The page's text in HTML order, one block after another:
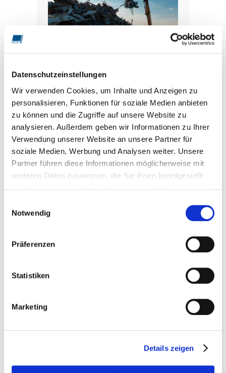
Datenschutzeinstellungen
Wir verwenden Cookies, um Inhalte und Anzeigen zu
personalisieren, Funktionen für soziale Medien anbieten
zu können und die Zugriffe auf unsere Website zu
analysieren. Außerdem geben wir Informationen zu Ihrer
Verwendung unserer Website an unsere Partner für
soziale Medien, Werbung und Analysen weiter. Unsere
Partner führen diese Informationen möglicherweise mit
weiteren Daten zusammen, die Sie ihnen bereitgestellt
sowie Informationen zum Datenschutz und den
Cookiesfinden sie
Notwendig
Präferenzen
Statistiken
Marketing
Details zeigen
SLAG PROCESSING
QUARRY OPERATIONS
REFRACTORY INDUSTRY
INDUSTRIAL MINERAL
GRINDING
DEMOLITION AND
CONSTRUCTION REMNANTS
INDUSTRY
WASTE